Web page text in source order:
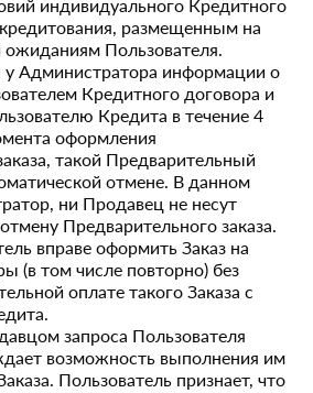
индивидуального Кредитного
размещенным на
ожиданиям Пользователя.
у Администратора информации о
Кредитного договора и
Кредита в течение 4
оформления
такой Предварительный
отмене. В данном
ни Продавец не несут
Предварительного заказа.
вправе оформить Заказ на
(в том числе повторно) без
оплате такого Заказа с
запроса Пользователя
возможность выполнения им
Пользователь признает, что